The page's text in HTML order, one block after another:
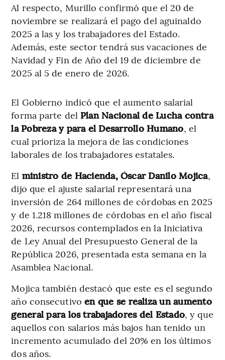
Al respecto, Murillo confirmó que el 20 de
noviembre se realizará el pago del aguinaldo
2025 a las y los trabajadores del Estado.
Además, este sector tendrá sus vacaciones de
Navidad y Fin de Año del 19 de diciembre de
2025 al 5 de enero de 2026.
El Gobierno indicó que el aumento salarial
forma parte del Plan Nacional de Lucha contra
la Pobreza y para el Desarrollo Humano, el
cual prioriza la mejora de las condiciones
laborales de los trabajadores estatales.
El ministro de Hacienda, Óscar Danilo Mojica,
dijo que el ajuste salarial representará una
inversión de 264 millones de córdobas en 2025
y de 1.218 millones de córdobas en el año fiscal
2026, recursos contemplados en la Iniciativa
de Ley Anual del Presupuesto General de la
República 2026, presentada esta semana en la
Asamblea Nacional.
Mojica también destacó que este es el segundo
año consecutivo en que se realiza un aumento
general para los trabajadores del Estado, y que
aquellos con salarios más bajos han tenido un
incremento acumulado del 20% en los últimos
dos años.